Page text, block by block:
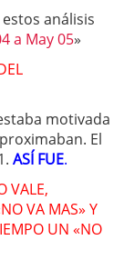
análisis
a May 05»
motivada
El
ASÍ FUE.
VALE,
VA MAS» Y
UN «NO